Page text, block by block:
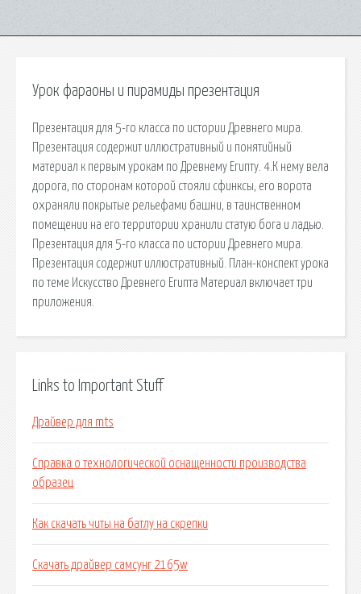
Урок фараоны и пирамиды презентация
Презентация для 5-го класса по истории Древнего мира.
Презентация содержит иллюстративный и понятийный
материал к первым урокам по Древнему Египту. 4.К нему вела
дорога, по сторонам которой стояли сфинксы, его ворота
охраняли покрытые рельефами башни, в таинственном
помещении на его территории хранили статую бога и ладью.
Презентация для 5-го класса по истории Древнего мира.
Презентация содержит иллюстративный. План-конспект урока
по теме Искусство Древнего Египта Материал включает три
приложения.
Links to Important Stuff
Драйвер для mts
Справка о технологической оснащенности производства
образец
Как скачать читы на батлу на скрепки
Скачать драйвер самсунг 2165w